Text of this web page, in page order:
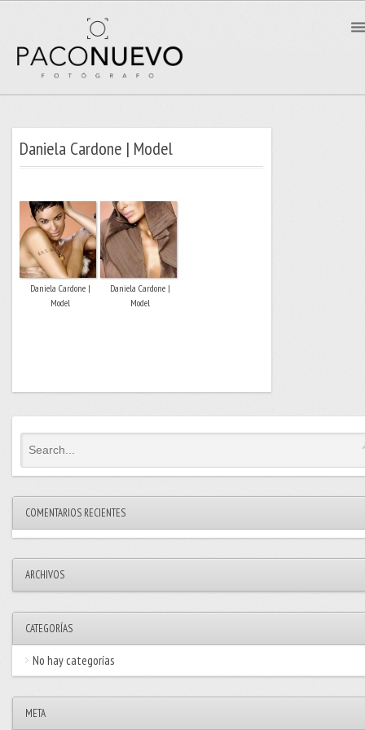
Daniela Cardone | Model
Daniela Cardone |
Model
Daniela Cardone |
Model
COMENTARIOS RECIENTES
ARCHIVOS
CATEGORÍAS
No hay categorías
META